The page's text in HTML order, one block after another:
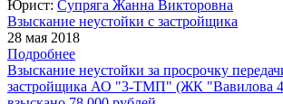
Юрист: Супряга Жанна Викторовна
Взыскание неустойки с застройщика
28 мая 2018
Подробнее
Взыскание неустойки за просрочку
застройщика АО "3-ТМП" (ЖК "Вавилова